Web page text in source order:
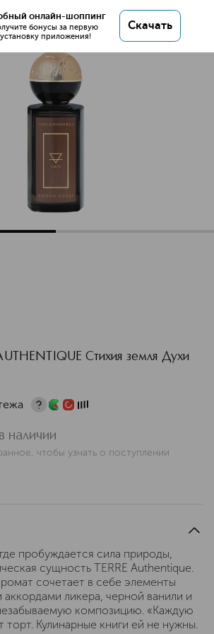
онлайн-шоппинг
бонусы за первую
установку приложения!
Скачать
AUTHENTIQUE Стихия земля
Стихия земля Духи
Стихия земля Духи
наличии
чтобы узнать о поступлении
пробуждается сила природы,
сущность TERRE Authentique.
сочетает в себе элементы
ликера, черной ванили и
композицию. «Каждую
торт. Кулинарные книги ей не нужны.